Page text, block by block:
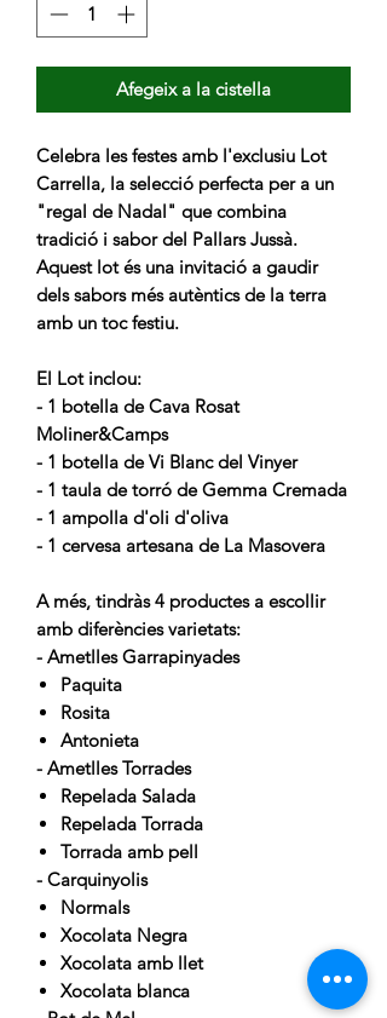
Afegeix a la cistella
Celebra les festes amb l'exclusiu Lot
Carrella, la selecció perfecta per a un
"regal de Nadal" que combina
tradició i sabor del Pallars Jussà.
Aquest lot és una invitació a gaudir
dels sabors més autèntics de la terra
amb un toc festiu.
El Lot inclou:
- 1 botella de Cava Rosat
Moliner&Camps
- 1 botella de Vi Blanc del Vinyer
- 1 taula de torró de Gemma Cremada
- 1 ampolla d'oli d'oliva
- 1 cervesa artesana de La Masovera
A més, tindràs 4 productes a escollir
amb diferències varietats:
- Ametlles Garrapinyades
Paquita
Rosita
Antonieta
- Ametlles Torrades
Repelada Salada
Repelada Torrada
Torrada amb pell
- Carquinyolis
Normals
Xocolata Negra
Xocolata amb llet
Xocolata blanca